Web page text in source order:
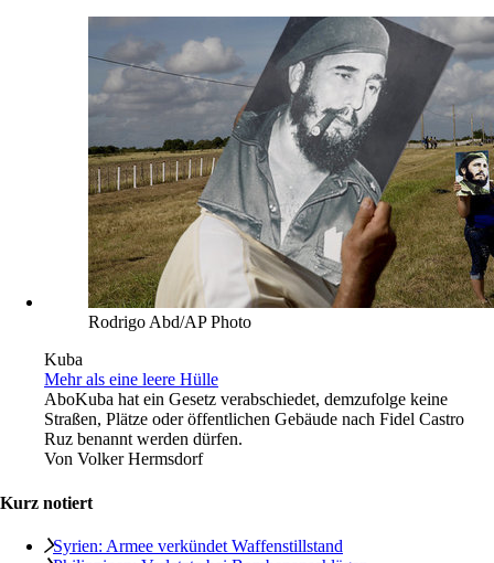
Rodrigo Abd/AP Photo
Kuba
Mehr als eine leere Hülle
AboKuba hat ein Gesetz verabschiedet, demzufolge keine
Straßen, Plätze oder öffentlichen Gebäude nach Fidel Castro
Ruz benannt werden dürfen.
Von Volker Hermsdorf
Kurz notiert
Syrien: Armee verkündet Waffenstillstand